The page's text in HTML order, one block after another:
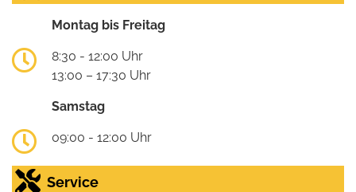
Montag bis Freitag
8:30 - 12:00 Uhr
13:00 – 17:30 Uhr
Samstag
09:00 - 12:00 Uhr
Service